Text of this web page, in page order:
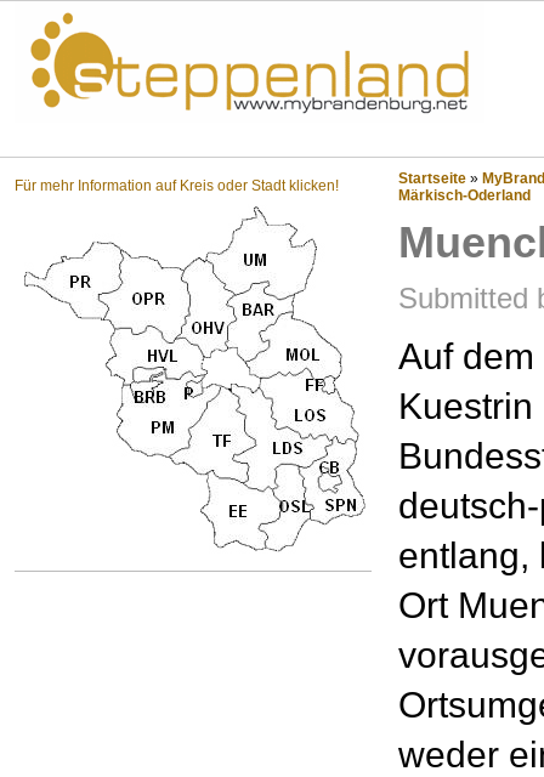
Für mehr Information auf Kreis oder Stadt klicken! Startseite »
Märkisch-Oderland
Submitted
Auf
entlang,
Ort
weder